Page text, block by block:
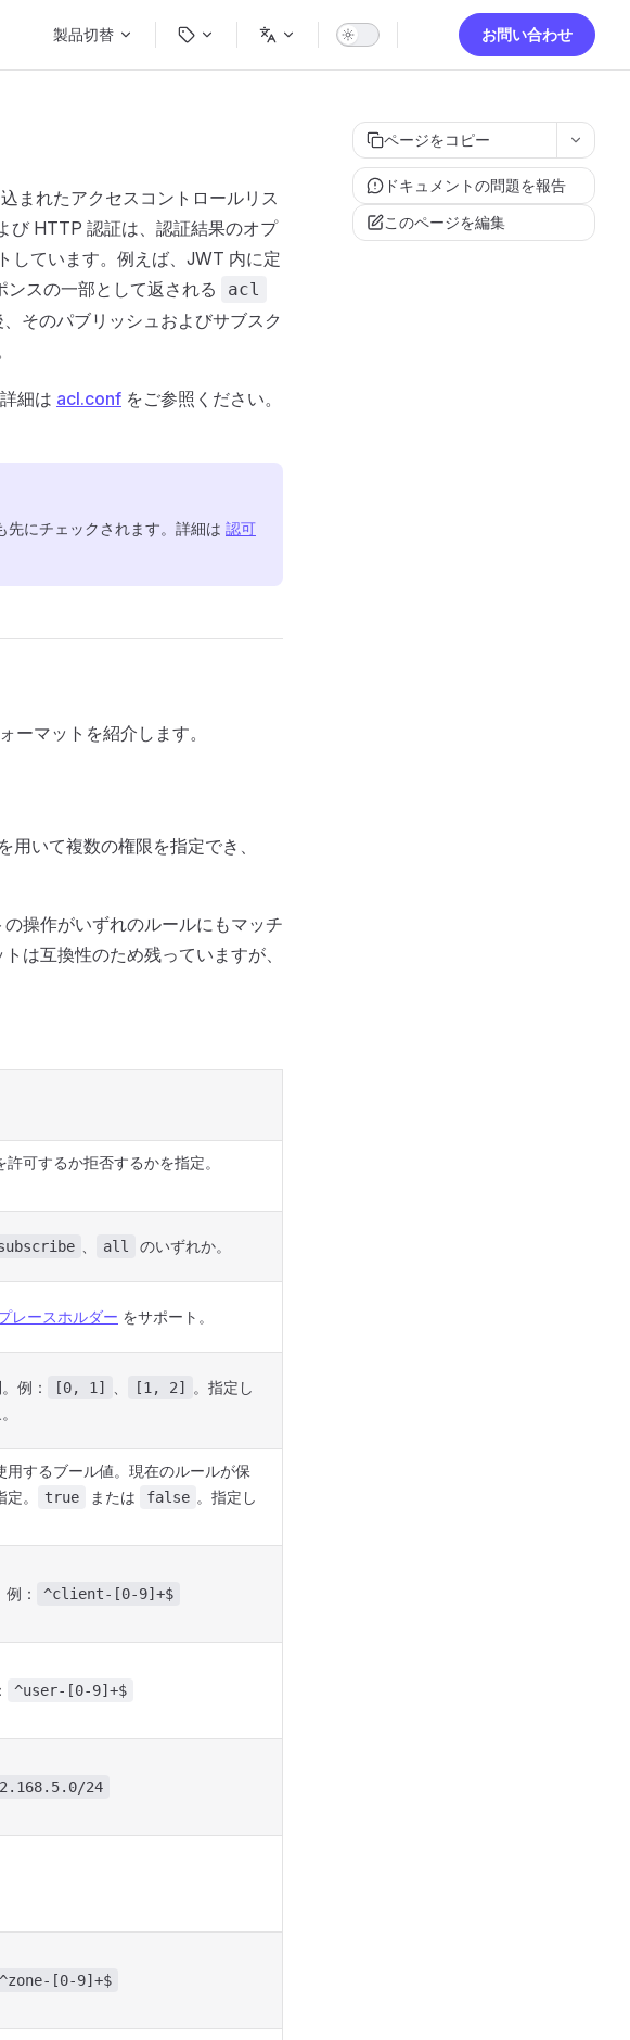
製品切替 お問い合わせ
ページをコピー
ドキュメントの問題を報告
このページを編集
まれたアクセスコントロールリス
び HTTP 認証は、認証結果のオプ
しています。例えば、JWT 内に定
スの一部として返される acl
そのパブリッシュおよびサブスク
細は acl.conf をご参照ください。
にチェックされます。詳細は 認可
ーマットを紹介します。
いて複数の権限を指定でき、
操作がいずれのルールにもマッチ
は互換性のため残っていますが、
可するか拒否するかを指定。
all のいずれか。
レースホルダー をサポート。
例： [0, 1] [1, 2]
。指定し
するブール値。現在のルールが保
。
true または false 。指定し
： ^client-[0-9]+$
^user-[0-9]+$
24
^zone-[0-9]+$